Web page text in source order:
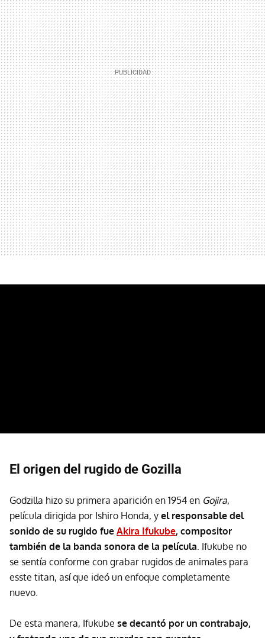
El origen del rugido de Gozilla
Godzilla hizo su primera aparición en 1954 en Gojira,
película dirigida por Ishiro Honda, y el responsable del
sonido de su rugido fue Akira Ifukube, compositor
también de la banda sonora de la película. Ifukube no
se sentía conforme con grabar rugidos de animales para
esste titan, así que ideó un enfoque completamente
nuevo.
De esta manera, Ifukube se decantó por un contrabajo,